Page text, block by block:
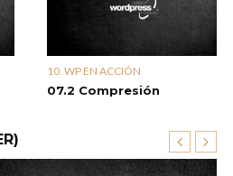
10. WP EN ACCIÓN
07.2 Compresión